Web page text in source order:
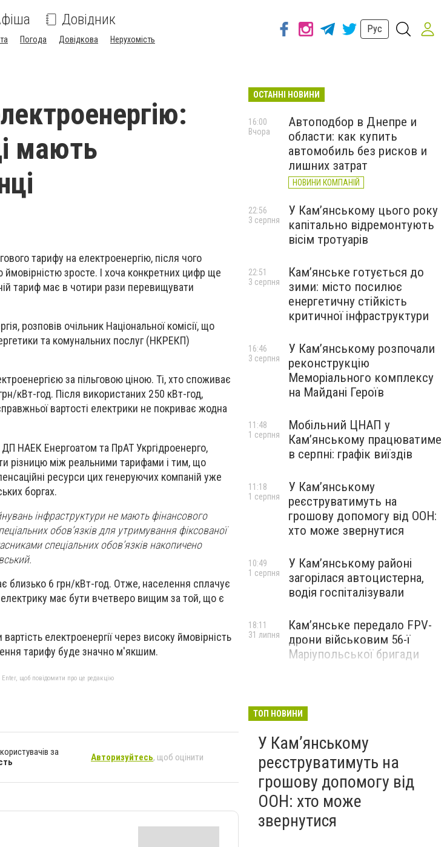
Довідник
Погода Довідкова Нерухомість
Рус
мають
тарифу на електроенергію, після чого
ймовірністю зросте. І хоча конкретних цифр ще
тариф має в чотири рази перевищувати
розповів очільник Національної комісії, що
та комунальних послуг (НКРЕКП)
за пільговою ціною. Ті, хто споживає
кВт-год. Після використаних 250 кВт-год,
вартості електрики не покриває жодна
ДП НАЕК Енергоатом та ПрАТ Укргідроенерго,
різницю між реальними тарифами і тим, що
ресурси цих генеруючих компаній уже
боргах.
інфраструктури не мають фінансового
обов’язків для утримування фіксованої
спеціальних обов’язків накопичено
близько 6 грн/кВт-год. Отже, населення сплачує
має бути вчетверо вищим за той, що є
електроенергії через високу ймовірність
тарифу буде значно м'якшим.
щоб повідомити про це редакцію
за
Авторизуйтесь, щоб оцінити
ОСТАННІ НОВИНИ
Автоподбор в Днепре и
области: как купить
автомобиль без рисков и
лишних затрат
НОВИНИ КОМПАНІЙ
16:00
Вчора
У Кам’янському цього року
капітально відремонтують
вісім тротуарів
22:56
3 серпня
Кам’янське готується до
зими: місто посилює
енергетичну стійкість
критичної інфраструктури
22:51
3 серпня
У Кам’янському розпочали
реконструкцію
Меморіального комплексу
на Майдані Героїв
16:46
3 серпня
Мобільний ЦНАП у
Кам’янському працюватиме
в серпні: графік виїздів
11:48
1 серпня
У Кам’янському
реєструватимуть на
грошову допомогу від ООН:
хто може звернутися
11:18
1 серпня
У Кам’янському районі
загорілася автоцистерна,
водія госпіталізували
10:49
1 серпня
Кам’янське передало FPV-
дрони військовим 56-ї
Маріупольської бригади
18:11
31 липня
ТОП НОВИНИ
У Кам’янському
реєструватимуть на
грошову допомогу від
ООН: хто може
звернутися